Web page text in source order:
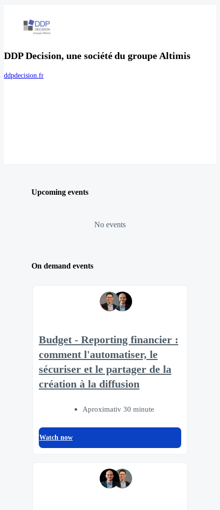
DDP Decision, une société du groupe Altimis
ddpdecision.fr
Upcoming events
No events
On demand events
Budget - Reporting financier :
comment l'automatiser, le
sécuriser et le partager de la
création à la diffusion
Aproximativ 30 minute
Watch now